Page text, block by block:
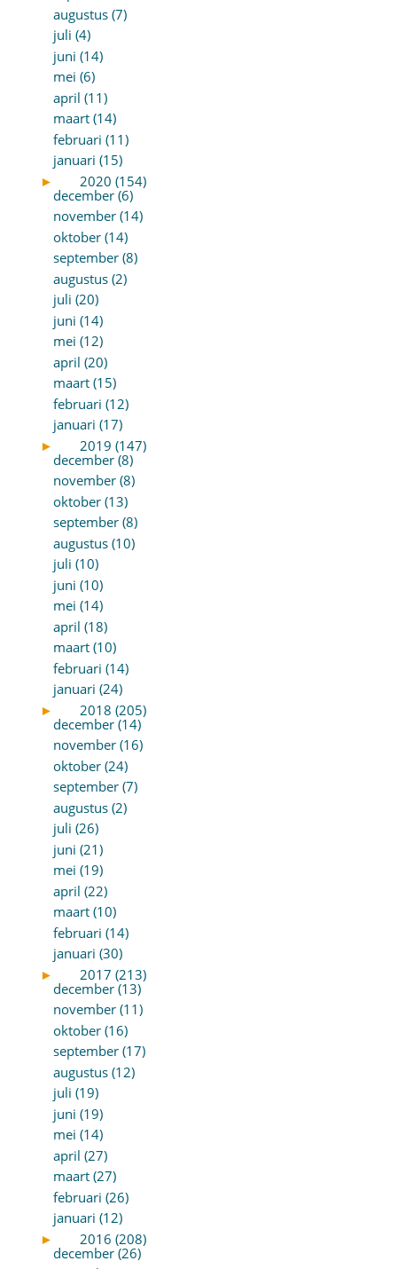
augustus (7)
juli (4)
juni (14)
mei (6)
april (11)
maart (14)
februari (11)
januari (15)
►
2020 (154)
december (6)
november (14)
oktober (14)
september (8)
augustus (2)
juli (20)
juni (14)
mei (12)
april (20)
maart (15)
februari (12)
januari (17)
►
2019 (147)
december (8)
november (8)
oktober (13)
september (8)
augustus (10)
juli (10)
juni (10)
mei (14)
april (18)
maart (10)
februari (14)
januari (24)
►
2018 (205)
december (14)
november (16)
oktober (24)
september (7)
augustus (2)
juli (26)
juni (21)
mei (19)
april (22)
maart (10)
februari (14)
januari (30)
►
2017 (213)
december (13)
november (11)
oktober (16)
september (17)
augustus (12)
juli (19)
juni (19)
mei (14)
april (27)
maart (27)
februari (26)
januari (12)
►
2016 (208)
december (26)